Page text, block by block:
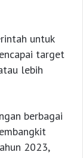
untuk
target
lebih
berbagai
2023,